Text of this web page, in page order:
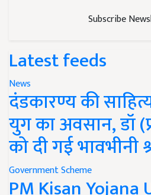
Subscribe
Latest feeds
News
दंडकारण्य की
युग का अवसान, डॉ
को दी गई भावभीनी
Government Scheme
PM Kisan Yojana